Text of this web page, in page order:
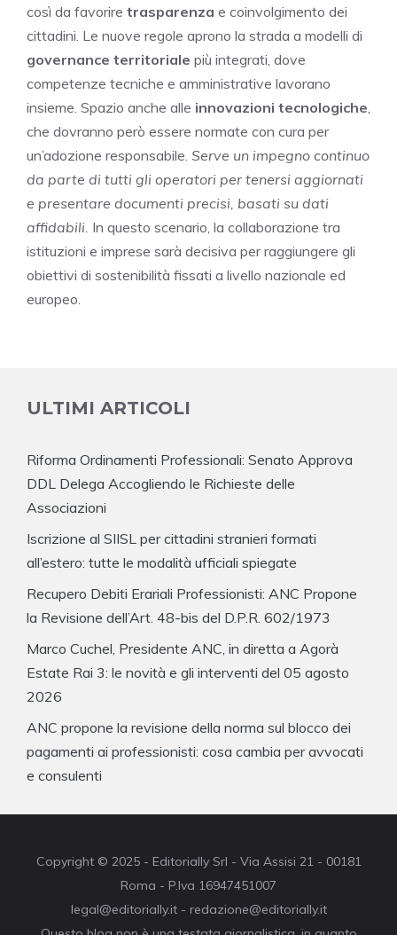
così da favorire trasparenza e coinvolgimento dei
cittadini. Le nuove regole aprono la strada a modelli di
governance territoriale più integrati, dove
competenze tecniche e amministrative lavorano
insieme. Spazio anche alle innovazioni tecnologiche
che dovranno però essere normate con cura per
un’adozione responsabile. Serve un impegno continuo
da parte di tutti gli operatori per tenersi aggiornati
e presentare documenti precisi, basati su dati
affidabili. In questo scenario, la collaborazione tra
istituzioni e imprese sarà decisiva per raggiungere gli
obiettivi di sostenibilità fissati a livello nazionale ed
europeo.
ULTIMI ARTICOLI
Riforma Ordinamenti Professionali: Senato Approva
DDL Delega Accogliendo le Richieste delle
Associazioni
Iscrizione al SIISL per cittadini stranieri formati
all’estero: tutte le modalità ufficiali spiegate
Recupero Debiti Erariali Professionisti: ANC Propone
la Revisione dell’Art. 48-bis del D.P.R. 602/1973
Marco Cuchel, Presidente ANC, in diretta a Agorà
Estate Rai 3: le novità e gli interventi del 05 agosto
2026
ANC propone la revisione della norma sul blocco dei
pagamenti ai professionisti: cosa cambia per avvocati
e consulenti
Copyright © 2025 - Editorially Srl - Via Assisi 21 - 00181
Roma - P.Iva 16947451007
legal@editorially.it - redazione@editorially.it